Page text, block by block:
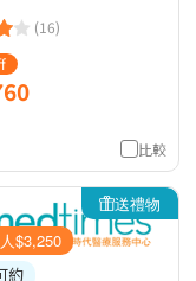
(16)
比較
送禮物
$3,250
約